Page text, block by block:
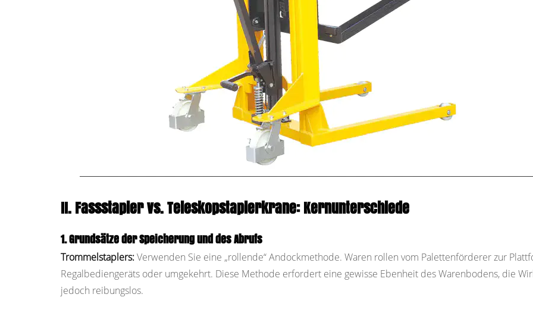
II. Fassstapler vs. Teleskopstaplerkrane: Kernunterschiede
1. Grundsätze der Speicherung und des Abrufs
Trommelstaplers:Verwenden Sie eine „rollende“ Andockmethode. Waren rollen vom Palettenförderer zur
Regalbediengeräts oder umgekehrt. Diese Methode erfordert eine gewisse Ebenheit des Warenbodens, die
jedoch reibungslos.